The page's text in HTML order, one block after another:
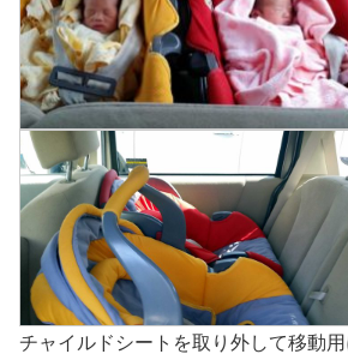
チャイルドシートを取り外して移動用